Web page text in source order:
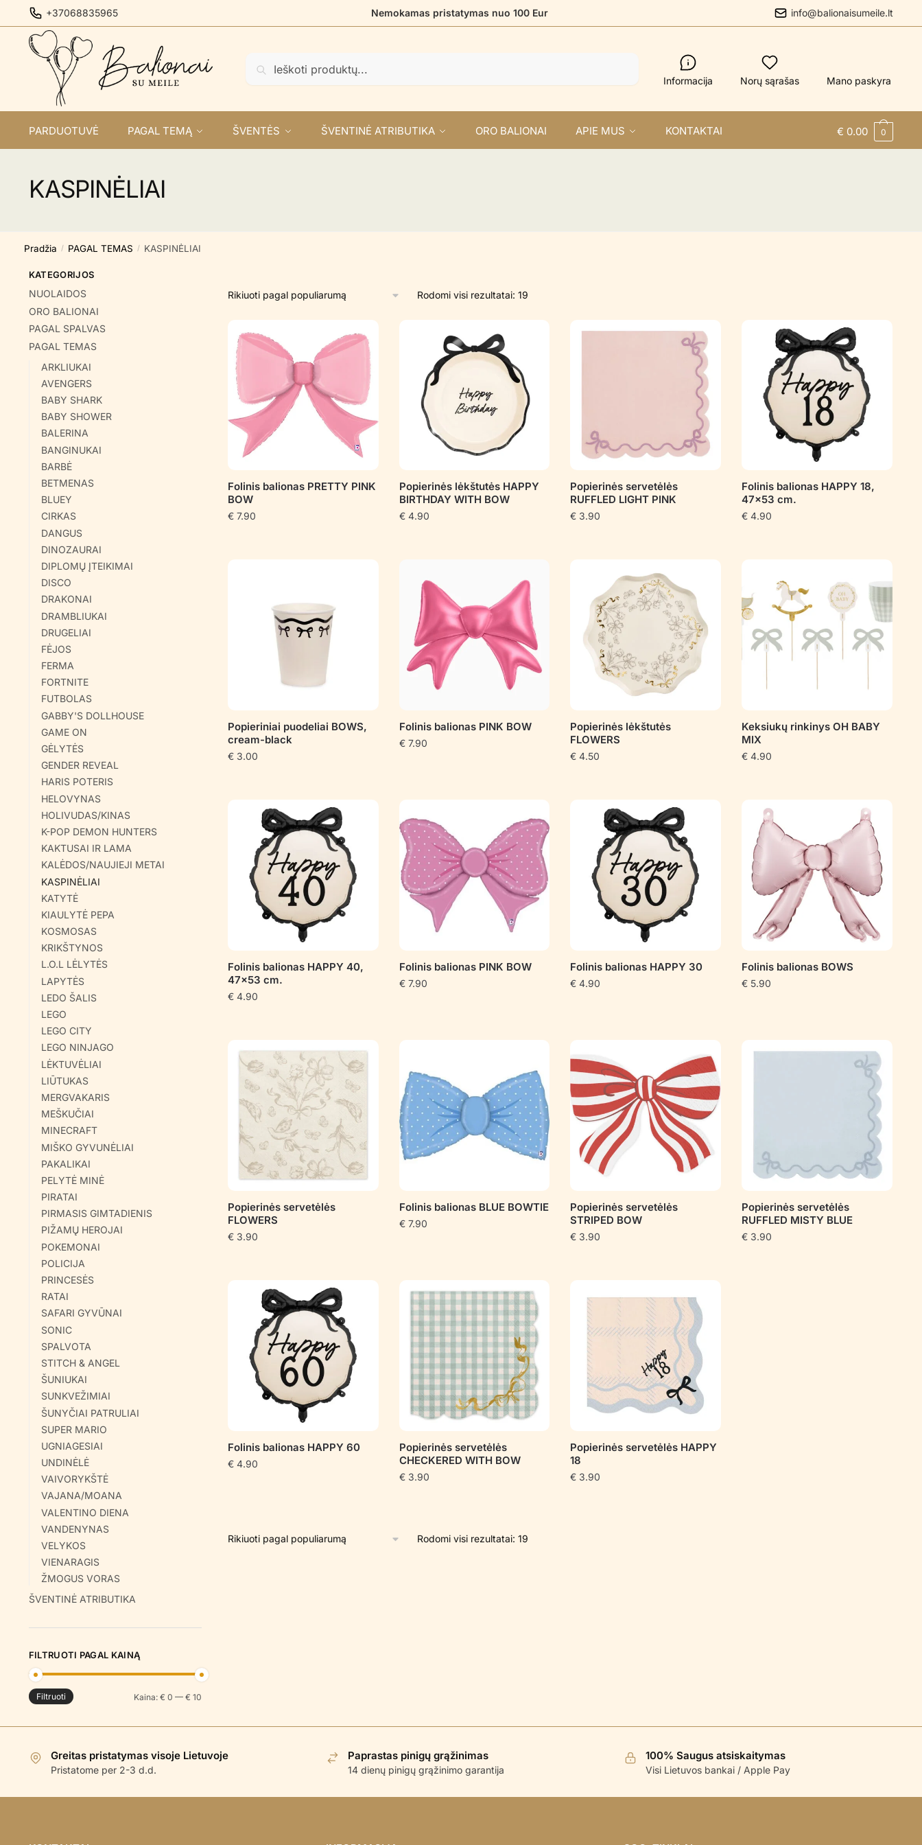
to
navigation
to
content
+37068835965 Nemokamas pristatymas nuo 100 Eur info@balionaisumeile.lt
Informacija Norų sąrašas Mano paskyra
PARDUOTUVĖ PAGAL TEMĄ ŠVENTĖS ŠVENTINĖ ATRIBUTIKA ORO BALIONAI APIE MUS KONTAKTAI € 0.00 0
KASPINĖLIAI
Pradžia / PAGAL TEMAS / KASPINĖLIAI
Rodomi visi rezultatai: 19Rūšiuojama
populiarumą
Folinis balionas PRETTY PINK
BOW
€7.90
Popierinės lėkštutės HAPPY
BIRTHDAY WITH BOW
€4.90
Popierinės servetėlės
RUFFLED LIGHT PINK
€ 3.90
Folinis balionas HAPPY 18,
47×53 cm.
€ 4.90
Popieriniai puodeliai BOWS,
cream-black
€3.00
Folinis balionas PINK BOW
€7.90
Popierinės lėkštutės
FLOWERS
€ 4.50
Keksiukų rinkinys OH BABY
MIX
€ 4.90
Folinis balionas HAPPY 40,
47×53 cm.
€4.90
Folinis balionas PINK BOW
€7.90
Folinis balionas HAPPY 30
€ 4.90
Folinis balionas BOWS
€ 5.90
Popierinės servetėlės
FLOWERS
€3.90
Folinis balionas BLUE BOWTIE
€7.90
Popierinės servetėlės
STRIPED BOW
€ 3.90
Popierinės servetėlės
RUFFLED MISTY BLUE
€ 3.90
Folinis balionas HAPPY 60
€4.90
Popierinės servetėlės
CHECKERED WITH BOW
€3.90
Popierinės servetėlės HAPPY
18
€ 3.90
Rodomi visi rezultatai: 19Rūšiuojama
KATEGORIJOS
NUOLAIDOS
ORO BALIONAI
PAGAL SPALVAS
PAGAL TEMAS
ARKLIUKAI
AVENGERS
BABY SHARK
BABY SHOWER
BALERINA
BANGINUKAI
BARBĖ
BETMENAS
BLUEY
CIRKAS
DANGUS
DINOZAURAI
DIPLOMŲ ĮTEIKIMAI
DISCO
DRAKONAI
DRAMBLIUKAI
DRUGELIAI
FĖJOS
FERMA
FORTNITE
FUTBOLAS
GABBY'S DOLLHOUSE
GAME ON
GĖLYTĖS
GENDER REVEAL
HARIS POTERIS
HELOVYNAS
HOLIVUDAS/KINAS
K-POP DEMON HUNTERS
KAKTUSAI IR LAMA
KALĖDOS/NAUJIEJI METAI
KASPINĖLIAI
KATYTĖ
KIAULYTĖ PEPA
KOSMOSAS
KRIKŠTYNOS
L.O.L LĖLYTĖS
LAPYTĖS
LEDO ŠALIS
LEGO
LEGO CITY
LEGO NINJAGO
LĖKTUVĖLIAI
LIŪTUKAS
MERGVAKARIS
MEŠKUČIAI
MINECRAFT
MIŠKO GYVUNĖLIAI
PAKALIKAI
PELYTĖ MINĖ
PIRATAI
PIRMASIS GIMTADIENIS
PIŽAMŲ HEROJAI
POKEMONAI
POLICIJA
PRINCESĖS
RATAI
SAFARI GYVŪNAI
SONIC
SPALVOTA
STITCH & ANGEL
ŠUNIUKAI
SUNKVEŽIMIAI
ŠUNYČIAI PATRULIAI
SUPER MARIO
UGNIAGESIAI
UNDINĖLĖ
VAIVORYKŠTĖ
VAJANA/MOANA
VALENTINO DIENA
VANDENYNAS
VELYKOS
VIENARAGIS
ŽMOGUS VORAS
ŠVENTINĖ ATRIBUTIKA
FILTRUOTI PAGAL KAINĄ
Min
Maks
Filtruoti Kaina: € 0 — € 10
Greitas pristatymas visoje Lietuvoje
Pristatome per 2-3 d.d.
Paprastas pinigų grąžinimas
14 dienų pinigų grąžinimo garantija
100% Saugus atsiskaitymas
Visi Lietuvos bankai / Apple Pay